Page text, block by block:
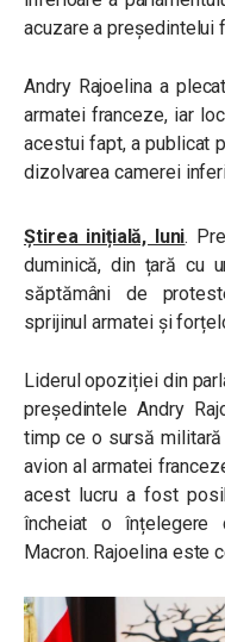
acuzare a președintelui
Andry Rajoelina a
armatei franceze, iar
acestui fapt, a publicat
dizolvarea camerei
Știrea inițială, luni.
duminică, din țară cu
săptămâni de
sprijinul armatei și
Liderul opoziției din
președintele Andry
timp ce o sursă
avion al armatei
acest lucru a fost
încheiat o înțelegere
Macron. Rajoelina este